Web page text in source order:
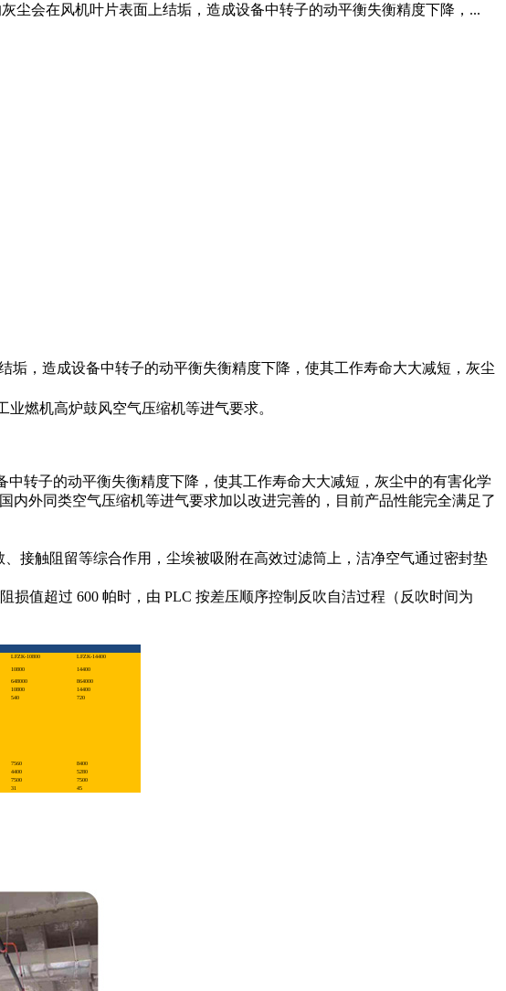
尘会在风机叶片表面上结垢，造成设备中转子的动平衡失衡精度下降，...
，造成设备中转子的动平衡失衡精度下降，使其工作寿命大大减短，灰尘
燃机高炉鼓风空气压缩机等进气要求。
转子的动平衡失衡精度下降，使其工作寿命大大减短，灰尘中的有害化学
外同类空气压缩机等进气要求加以改进完善的，目前产品性能完全满足了
接触阻留等综合作用，尘埃被吸附在高效过滤筒上，洁净空气通过密封垫
值超过 600 帕时，由 PLC 按差压顺序控制反吹自洁过程（反吹时间为
LFZK-10800
LFZK-14400
10800 14400
648000
864000
10800
14400
540
720
7560
8400
4400
5280
7500
7500
31 45